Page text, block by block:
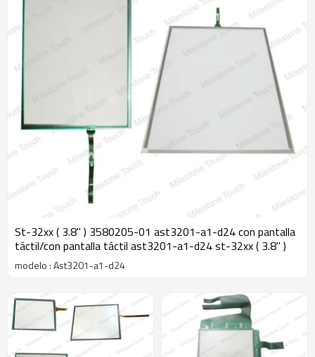
St-32xx ( 3.8" ) 3580205-01 ast3201-a1-d24 con pantalla
táctil/con pantalla táctil ast3201-a1-d24 st-32xx ( 3.8" )
modelo : Ast3201-a1-d24